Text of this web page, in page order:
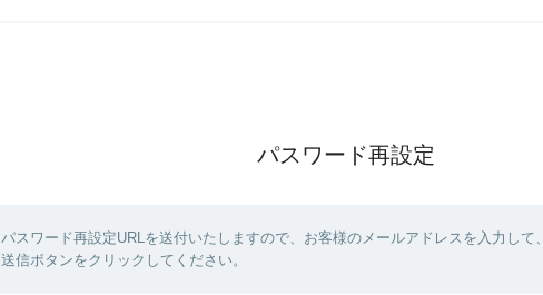
パスワード再設定
パスワード再設定URLを送付いたしますので、お客様のメールアドレスを入力して、
送信ボタンをクリックしてください。